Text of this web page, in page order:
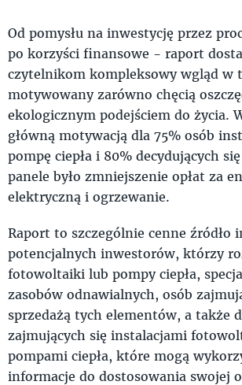
Od pomysłu na inwestycję przez
po korzyści finansowe - raport
czytelnikom kompleksowy wgląd w
motywowany zarówno chęcią
ekologicznym podejściem do życia.
główną motywacją dla 75% osób
pompę ciepła i 80% decydujących
panele było zmniejszenie opłat za
elektryczną i ogrzewanie.
Raport to szczególnie cenne źródło
potencjalnych inwestorów, którzy
fotowoltaiki lub pompy ciepła,
zasobów odnawialnych, osób
sprzedażą tych elementów, a także
zajmujących się instalacjami
pompami ciepła, które mogą
informacje do dostosowania swojej